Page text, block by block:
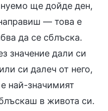
ще дойде ден,
— това е
да се сблъска.
значение дали си
си далеч от него,
най-значимият
в живота си.